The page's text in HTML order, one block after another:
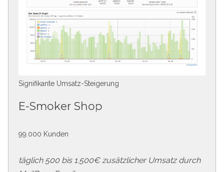
Signifikante Umsatz-Steigerung
E-Smoker Shop
99.000 Kunden
täglich 500 bis 1.500€ zusätzlicher Umsatz durch